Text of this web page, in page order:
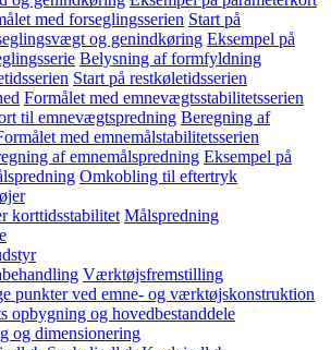
med forseglingsserien Start på
og genindkøring Eksempel på
Belysning af formfyldning
Start på restkøletidsserien
Formålet med emnevægtsstabilitetsserien
til emnevægtspredning Beregning af
med emnemålstabilitetsserien
af emnemålspredning Eksempel på
Omkobling til eftertryk
korttidsstabilitet Målspredning
Værktøjsfremstilling
punkter ved emne- og værktøjskonstruktion
opbygning og hovedbestanddele
og dimensionering